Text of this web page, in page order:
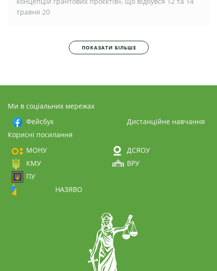
травня 20
ПОКАЗАТИ БІЛЬШЕ
Ми в соціальних мережах
Фейсбук
Дистанційне навчання
Корисні посилання
МОНУ
ДСЯОУ
КМУ
ВРУ
ПУ
НАЗЯВО